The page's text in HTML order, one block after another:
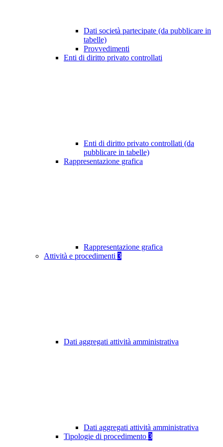
Dati società partecipate (da pubblicare in
tabelle)
Provvedimenti
Enti di diritto privato controllati
Enti di diritto privato controllati (da
pubblicare in tabelle)
Rappresentazione grafica
Rappresentazione grafica
Attività e procedimenti 3
Dati aggregati attività amministrativa
Dati aggregati attività amministrativa
Tipologie di procedimento 3